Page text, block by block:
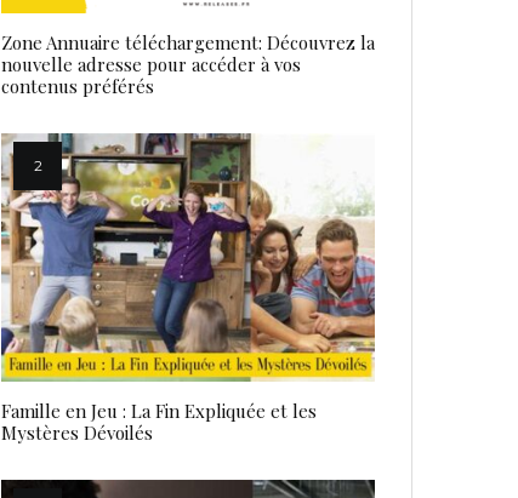
Zone Annuaire téléchargement: Découvrez la
nouvelle adresse pour accéder à vos
contenus préférés
Famille en Jeu : La Fin Expliquée et les
Mystères Dévoilés